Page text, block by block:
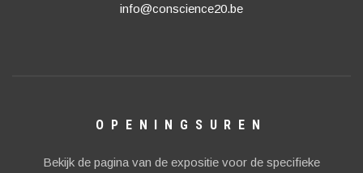
info@conscience20.be
OPENINGSUREN
Bekijk de pagina van de expositie voor de specifieke